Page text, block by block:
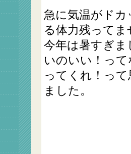
急に気温がド
る体力残って
今年は暑すぎ
いのいい！っ
ってくれ！っ
ました。